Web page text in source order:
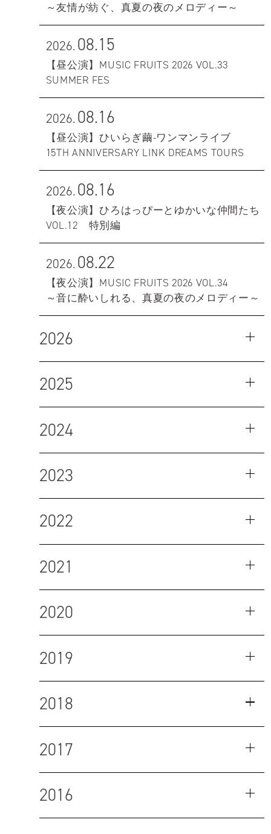
～友情が紡ぐ、真夏の夜のメロディー～
2026.08.15
【昼公演】MUSIC FRUITS 2026 VOL.33
SUMMER FES
2026.08.16
【昼公演】ひいらぎ繭-ワンマンライブ
15TH ANNIVERSARY LINK DREAMS TOURS
2026.08.16
【夜公演】ひろはっぴーとゆかいな仲間たち
VOL.12 特別編
2026.08.22
【夜公演】MUSIC FRUITS 2026 VOL.34
～音に酔いしれる、真夏の夜のメロディー～
2026
2025
2024
2023
2022
2021
2020
2019
2018
2017
2016